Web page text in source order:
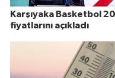
Karşıyaka Basketbol
fiyatlarını açıkladı